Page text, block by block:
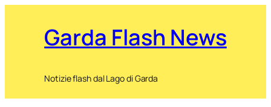
Garda Flash News
Notizie flash dal Lago di Garda